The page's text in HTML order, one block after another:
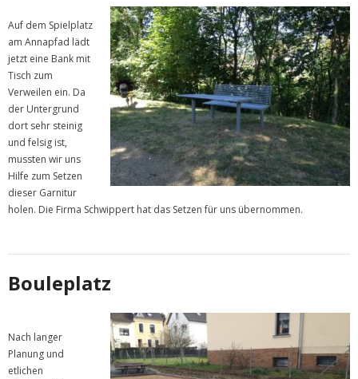
Auf dem Spielplatz
am Annapfad lädt
jetzt eine Bank mit
Tisch zum
Verweilen ein. Da
der Untergrund
dort sehr steinig
und felsig ist,
mussten wir uns
Hilfe zum Setzen
dieser Garnitur
holen. Die Firma Schwippert hat das Setzen für uns übernommen.
Bouleplatz
Nach langer
Planung und
etlichen